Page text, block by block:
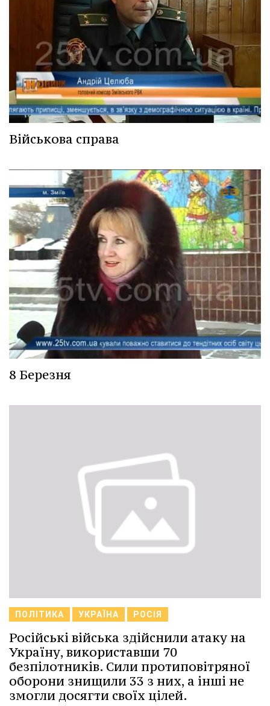
Військова справа
8 Березня
ПОЛІТИКА УКРАЇНА РОСІЯ
Російські війська здійснили атаку на
Україну, використавши 70
безпілотників. Сили протиповітряної
оборони знищили 33 з них, а інші не
змогли досягти своїх цілей.